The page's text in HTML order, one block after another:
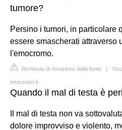
tumore?
Persino i tumori, in particolare
essere smascherati attraverso
l'emocromo.
Richiesta di rimozione della fonte |
emicenter.it
Quando il mal di testa è
Il mal di testa non va
dolore improvviso e violento,